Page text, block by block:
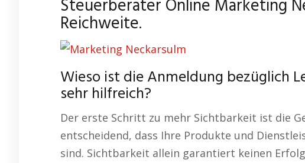
Steuerberater Online Marketing
Reichweite.
Wieso ist die Anmeldung bezüglich
sehr hilfreich?
Der erste Schritt zu mehr Sichtbarkeit ist die
entscheidend, dass Ihre Produkte und
sind. Sichtbarkeit allein garantiert keinen